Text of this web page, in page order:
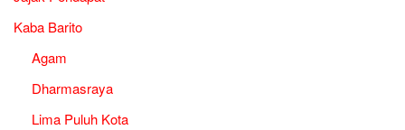
Kaba Barito
Agam
Dharmasraya
Lima Puluh Kota